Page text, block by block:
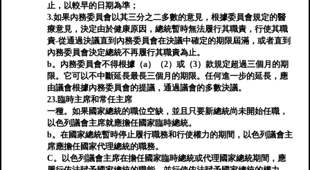
止，以較早的日期為準；
3.如果內務委員會以其三分之二多數的意見，根據委員會規定的醫
療意見，決定由於健康原因，總統暫時無法履行其職責，行使其職
責-從通過決議直到內務委員會在決議中確定的期限屆滿，或者直到
內務委員會決定總統不再履行其職責為止。
b。內務委員會不得根據（a）（2）或（3）款規定超過三個月的期
限。它可以不中斷延長最長三個月的期限。任何進一步的延長，應
由議會根據內務委員會的提議，通過議會的多數決議。
23.臨時主席和常任主席
一種。如果國家總統的職位空缺，並且只要新總統尚未開始任職，
以色列議會主席就應擔任國家臨時總統。
b。在國家總統暫時停止履行職務和行使權力的期間，以色列議會主
席應擔任國家代理總統的職務。
C。以色列議會主席在擔任國家臨時總統或代理國家總統期間，應